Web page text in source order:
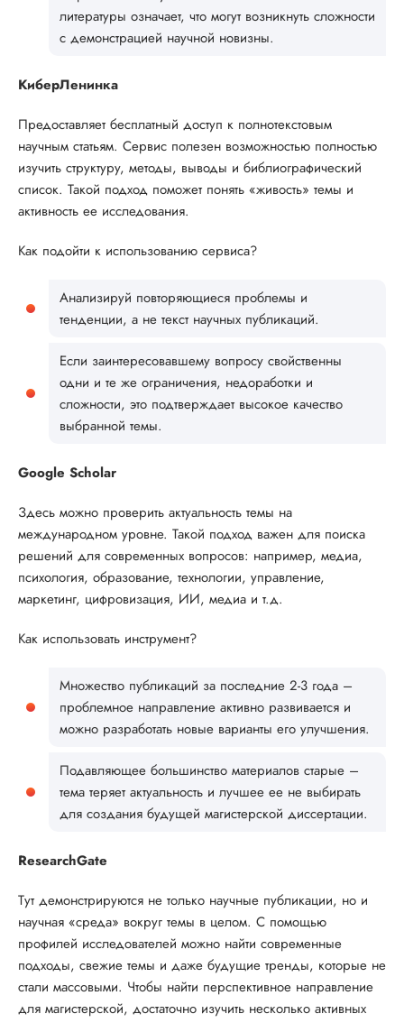
литературы означает, что могут возникнуть сложности
с демонстрацией научной новизны.
КиберЛенинка
Предоставляет бесплатный доступ к полнотекстовым
научным статьям. Сервис полезен возможностью полностью
изучить структуру, методы, выводы и библиографический
список. Такой подход поможет понять «живость» темы и
активность ее исследования.
Как подойти к использованию сервиса?
Анализируй повторяющиеся проблемы и
тенденции, а не текст научных публикаций.
Если заинтересовавшему вопросу свойственны
одни и те же ограничения, недоработки и
сложности, это подтверждает высокое качество
выбранной темы.
Google Scholar
Здесь можно проверить актуальность темы на
международном уровне. Такой подход важен для поиска
решений для современных вопросов: например, медиа,
психология, образование, технологии, управление,
маркетинг, цифровизация, ИИ, медиа и т.д.
Как использовать инструмент?
Множество публикаций за последние 2-3 года –
проблемное направление активно развивается и
можно разработать новые варианты его улучшения.
Подавляющее большинство материалов старые –
тема теряет актуальность и лучшее ее не выбирать
для создания будущей магистерской диссертации.
ResearchGate
Тут демонстрируются не только научные публикации, но и
научная «среда» вокруг темы в целом. С помощью
профилей исследователей можно найти современные
подходы, свежие темы и даже будущие тренды, которые не
стали массовыми. Чтобы найти перспективное направление
для магистерской, достаточно изучить несколько активных